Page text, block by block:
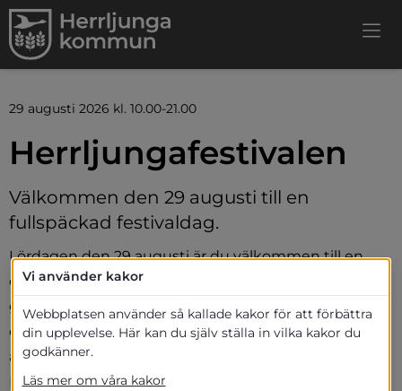
29 augusti 2026 kl. 10.00-21.00
Herrljungafestivalen
Välkommen den 29 augusti till en
fullspäckad festivaldag.
Lördagen den 29 augusti är du välkommen till en
dag fylld med musik, roliga aktiviteter och
gemenskap mitt i hjärtat av Herrljunga. En
oförglömlig upplevelse för alla åldrar – missa inte
årets höjdpunkt! Här är lite av vad som väntar under
Herrljungafestivalen 2026:
Vi använder kakor
Webbplatsen använder så kallade kakor för att förbättra
din upplevelse. Här kan du själv ställa in vilka kakor du
godkänner.
Läs mer om våra kakor